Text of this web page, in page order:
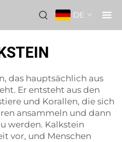
DE
das hauptsächlich aus
Er entsteht aus den
und Korallen, die sich
ansammeln und dann
werden. Kalkstein
vor, und Menschen